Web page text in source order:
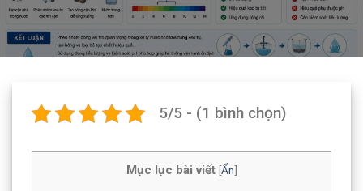
5/5 - (1 bình chọn)
Mục lục bài viết [Ẩn]